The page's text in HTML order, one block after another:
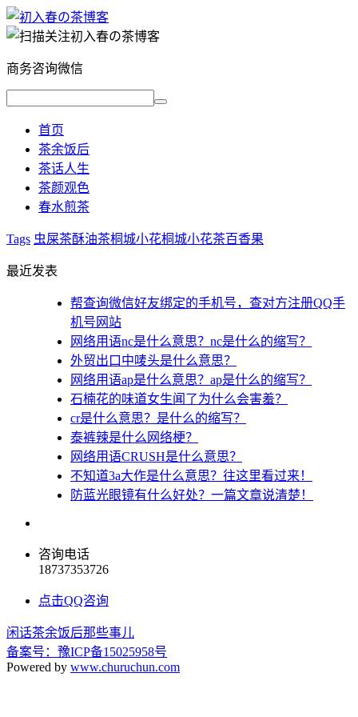
商务咨询微信
首页
茶余饭后
茶话人生
茶颜观色
春水煎茶
Tags 虫屎茶酥油茶桐城小花桐城小花茶百香果
最近发表
帮查询微信好友绑定的手机号，查对方注册QQ手
机号网站
网络用语nc是什么意思？nc是什么的缩写？
外贸出口中唛头是什么意思？
网络用语ap是什么意思？ap是什么的缩写？
石楠花的味道女生闻了为什么会害羞？
cr是什么意思？是什么的缩写？
泰裤辣是什么网络梗？
网络用语CRUSH是什么意思？
不知道3a大作是什么意思？往这里看过来！
防蓝光眼镜有什么好处？一篇文章说清楚！
咨询电话
18737353726
点击QQ咨询
闲话茶余饭后那些事儿
备案号：豫ICP备15025958号
Powered by www.churuchun.com